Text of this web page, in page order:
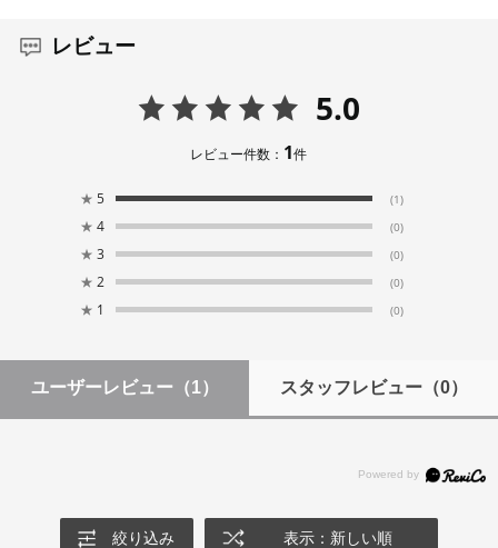
レビュー
5.0
レビュー件数： 1件
★ 5 (1)
★ 4 (0)
★ 3 (0)
★ 2 (0)
★ 1 (0)
ユーザーレビュー （1） スタッフレビュー（0）
絞り込み 表示：新しい順